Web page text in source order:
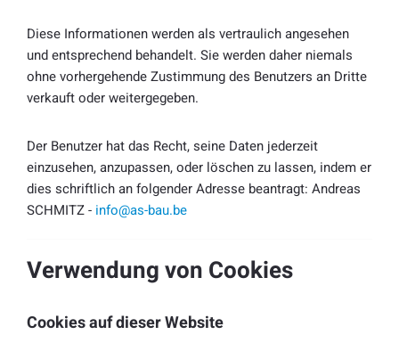
Diese Informationen werden als vertraulich angesehen
und entsprechend behandelt. Sie werden daher niemals
ohne vorhergehende Zustimmung des Benutzers an Dritte
verkauft oder weitergegeben.
Der Benutzer hat das Recht, seine Daten jederzeit
einzusehen, anzupassen, oder löschen zu lassen, indem er
dies schriftlich an folgender Adresse beantragt: Andreas
SCHMITZ - info@as-bau.be
Verwendung von Cookies
Cookies auf dieser Website